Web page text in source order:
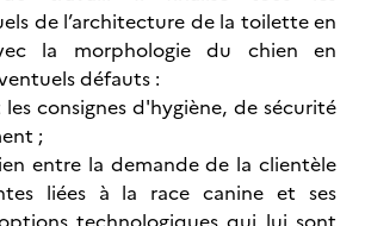
de l’architecture de la toilette en
la morphologie du chien en
défauts :
consignes d'hygiène, de sécurité
;
entre la demande de la clientèle
liées à la race canine et ses